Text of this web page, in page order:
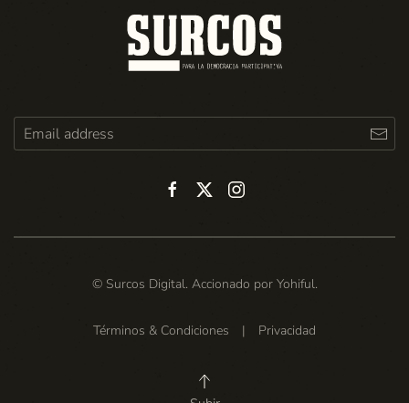
© Surcos Digital. Accionado por Yohiful.
Términos & Condiciones | Privacidad